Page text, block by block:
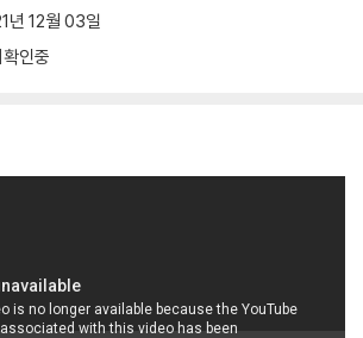
년 12월 03일
인중